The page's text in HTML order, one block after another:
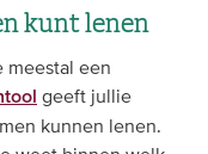
kunt lenen
meestal een
geeft jullie
kunnen lenen.